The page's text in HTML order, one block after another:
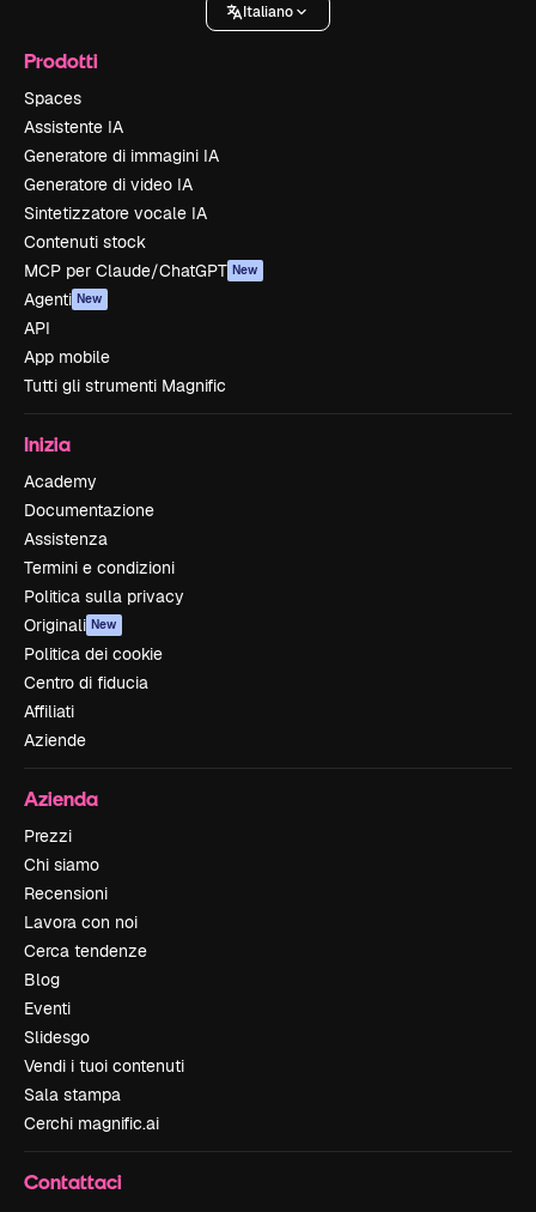
Italiano
Prodotti
Spaces
Assistente IA
Generatore di immagini IA
Generatore di video IA
Sintetizzatore vocale IA
Contenuti stock
MCP per Claude/ChatGPT New
Agenti New
API
App mobile
Tutti gli strumenti Magnific
Inizia
Academy
Documentazione
Assistenza
Termini e condizioni
Politica sulla privacy
Originali New
Politica dei cookie
Centro di fiducia
Affiliati
Aziende
Azienda
Prezzi
Chi siamo
Recensioni
Lavora con noi
Cerca tendenze
Blog
Eventi
Slidesgo
Vendi i tuoi contenuti
Sala stampa
Cerchi magnific.ai
Contattaci